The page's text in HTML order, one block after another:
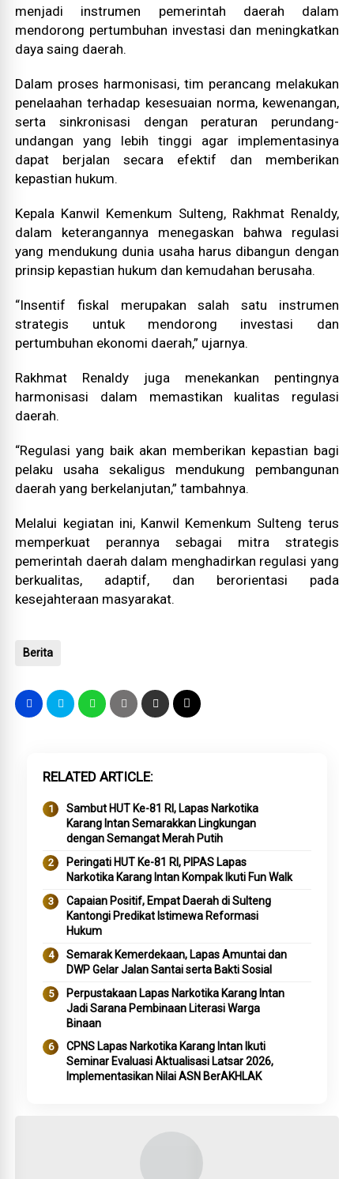
menjadi instrumen pemerintah daerah dalam
mendorong pertumbuhan investasi dan meningkatkan
daya saing daerah.
Dalam proses harmonisasi, tim perancang melakukan
penelaahan terhadap kesesuaian norma, kewenangan,
serta sinkronisasi dengan peraturan perundang-
undangan yang lebih tinggi agar implementasinya
dapat berjalan secara efektif dan memberikan
kepastian hukum.
Kepala Kanwil Kemenkum Sulteng, Rakhmat Renaldy,
dalam keterangannya menegaskan bahwa regulasi
yang mendukung dunia usaha harus dibangun dengan
prinsip kepastian hukum dan kemudahan berusaha.
“Insentif fiskal merupakan salah satu instrumen
strategis untuk mendorong investasi dan
pertumbuhan ekonomi daerah,” ujarnya.
Rakhmat Renaldy juga menekankan pentingnya
harmonisasi dalam memastikan kualitas regulasi
daerah.
“Regulasi yang baik akan memberikan kepastian bagi
pelaku usaha sekaligus mendukung pembangunan
daerah yang berkelanjutan,” tambahnya.
Melalui kegiatan ini, Kanwil Kemenkum Sulteng terus
memperkuat perannya sebagai mitra strategis
pemerintah daerah dalam menghadirkan regulasi yang
berkualitas, adaptif, dan berorientasi pada
kesejahteraan masyarakat.
Berita
RELATED ARTICLE
Sambut HUT Ke-81 RI, Lapas Narkotika
Karang Intan Semarakkan Lingkungan
dengan Semangat Merah Putih
Peringati HUT Ke-81 RI, PIPAS Lapas
Narkotika Karang Intan Kompak Ikuti Fun Walk
Capaian Positif, Empat Daerah di Sulteng
Kantongi Predikat Istimewa Reformasi
Hukum
Semarak Kemerdekaan, Lapas Amuntai dan
DWP Gelar Jalan Santai serta Bakti Sosial
Perpustakaan Lapas Narkotika Karang Intan
Jadi Sarana Pembinaan Literasi Warga
Binaan
CPNS Lapas Narkotika Karang Intan Ikuti
Seminar Evaluasi Aktualisasi Latsar 2026,
Implementasikan Nilai ASN BerAKHLAK